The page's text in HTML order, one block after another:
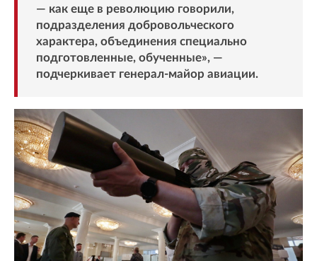
— как еще в революцию говорили,
подразделения добровольческого
характера, объединения специально
подготовленные, обученные», —
подчеркивает генерал-майор авиации.